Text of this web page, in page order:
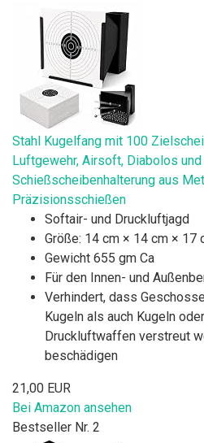
Stahl Kugelfang mit 100
Luftgewehr, Airsoft, Diabolos
Schießscheibenhalterung aus
Präzisionsschießen
Softair- und Druckluftjagd
Größe: 14 cm × 14 cm × 17
Gewicht 655 gm Ca
Für den Innen- und
Verhindert, dass
Kugeln als auch Kugeln
Druckluftwaffen verstreut
beschädigen
21,00 EUR
Bei Amazon ansehen
Bestseller Nr. 2